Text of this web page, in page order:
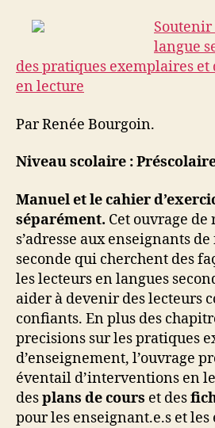
Soutenir
langue
des pratiques exemplaires
en lecture
Par Renée Bourgoin.
Niveau scolaire :
Manuel et le cahier
séparément. Cet ouvrage de
s’adresse aux enseignants
seconde qui cherchent des
les lecteurs en langues
aider à devenir des lecteurs
confiants. En plus des
precisions sur les pratiques
d’enseignement, l’ouvrage
éventail d’interventions en
desplans de cours et des
pour les enseignant.e.s et les